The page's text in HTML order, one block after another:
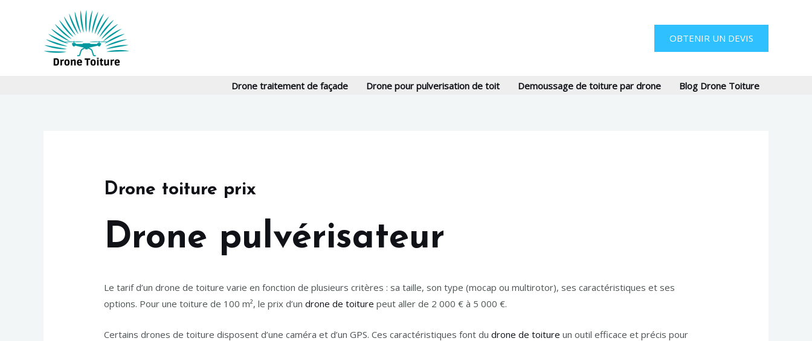
OBTENIR UN DEVIS
Drone traitement de façade Drone pour pulverisation de toit Demoussage de toiture par drone Blog Drone Toiture
Drone toiture prix
Drone pulvérisateur
Le tarif d’un drone de toiture varie en fonction de plusieurs critères : sa taille, son type (mocap ou multirotor), ses caractéristiques et ses
options. Pour une toiture de 100 m², le prix d’undrone de toiture peut aller de 2 000 € à 5 000 €.
Certains drones de toiture disposent d’une caméra et d’un GPS. Ces caractéristiques font dudrone de toiture un outil efficace et précis pour